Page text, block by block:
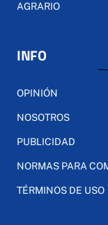
AGRARIO
INFO
OPINIÓN
NOSOTROS
PUBLICIDAD
NORMAS PARA
TÉRMINOS DE USO